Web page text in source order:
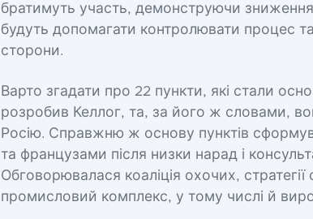
братимуть участь, демонструючи зниження
будуть допомагати контролювати процес та
сторони.
Варто згадати про 22 пункти, які стали
розробив Келлог, та, за його ж словами,
Росію. Справжню ж основу пунктів
та французами після низки нарад і
Обговорювалася коаліція охочих,
промисловий комплекс, у тому числі й